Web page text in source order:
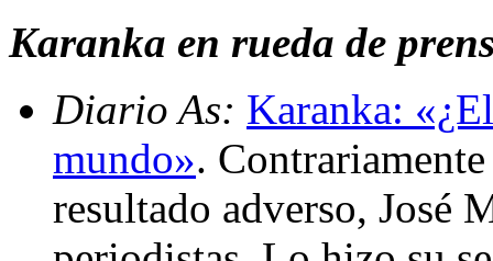
Karanka en rueda de
Diario As: Karanka:
mundo».
resultado adverso, José